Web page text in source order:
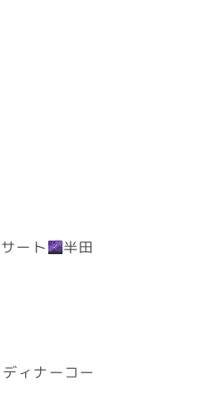
ート 半田
ィナーコー